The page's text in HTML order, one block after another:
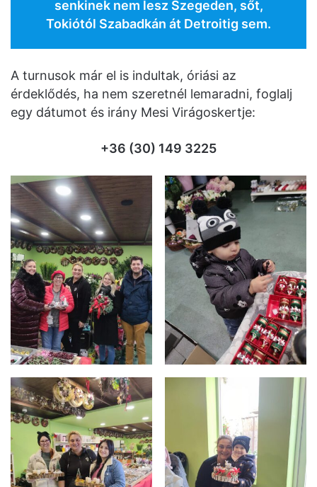
senkinek nem lesz Szegeden, sőt,
Tokiótól Szabadkán át Detroitig sem.
A turnusok már el is indultak, óriási az
érdeklődés, ha nem szeretnél lemaradni, foglalj
egy dátumot és irány Mesi Virágoskertje:
+36 (30) 149 3225